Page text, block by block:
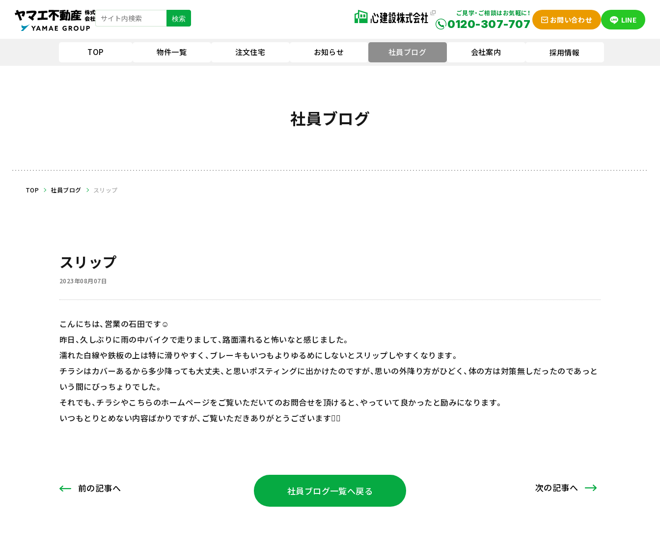
検索
ご見学・ご相談はお気軽に！
0120-307-707 お問い合わせ LINE
TOP 物件一覧 注文住宅 お知らせ 社員ブログ 会社案内 採用情報
社員ブログ
TOP 社員ブログ スリップ
スリップ
2023年08月07日
こんにちは、営業の石田です☺️
昨日、久しぶりに雨の中バイクで走りまして、路面濡れると怖いなと感じました。
濡れた白線や鉄板の上は特に滑りやすく、ブレーキもいつもよりゆるめにしないとスリップしやすくなります。
チラシはカバーあるから多少降っても大丈夫、と思いポスティングに出かけたのですが、思いの外降り方がひどく、体の方は対策無しだったのであっと
いう間にびっちょりでした。
それでも、チラシやこちらのホームページをご覧いただいてのお問合せを頂けると、やっていて良かったと励みになります。
いつもとりとめない内容ばかりですが、ご覧いただきありがとうございます🙇‍♂️
前の記事へ 社員ブログ一覧へ戻る 次の記事へ